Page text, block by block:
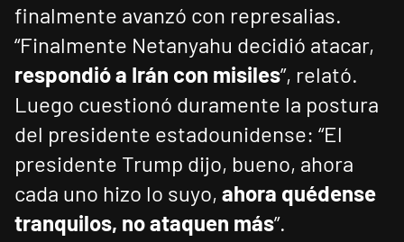
finalmente avanzó con represalias.
“Finalmente Netanyahu decidió atacar,
respondió a Irán con misiles”, relató.
Luego cuestionó duramente la postura
del presidente estadounidense: “El
presidente Trump dijo, bueno, ahora
cada uno hizo lo suyo, ahora quédense
tranquilos, no ataquen más”.